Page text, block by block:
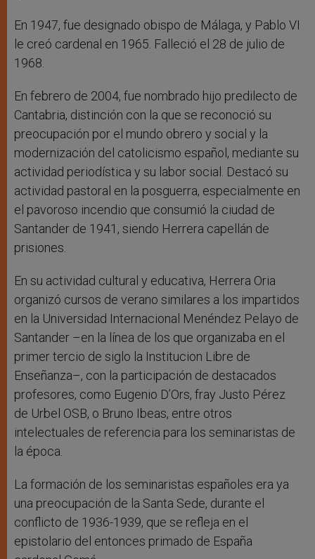
En 1947, fue designado obispo de Málaga, y Pablo VI
le creó cardenal en 1965. Falleció el 28 de julio de
1968.
En febrero de 2004, fue nombrado hijo predilecto de
Cantabria, distinción con la que se reconoció su
preocupación por el mundo obrero y social y la
modernización del catolicismo español, mediante su
actividad periodística y su labor social. Destacó su
actividad pastoral en la posguerra, especialmente en
el pavoroso incendio que consumió la ciudad de
Santander de 1941, siendo Herrera capellán de
prisiones.
En su actividad cultural y educativa, Herrera Oria
organizó cursos de verano similares a los impartidos
en la Universidad Internacional Menéndez Pelayo de
Santander –en la línea de los que organizaba en el
primer tercio de siglo la Institucion Libre de
Enseñanza–, con la participación de destacados
profesores, como Eugenio D’Ors, fray Justo Pérez
de Urbel OSB, o Bruno Ibeas, entre otros
intelectuales de referencia para los seminaristas de
la época.
La formación de los seminaristas españoles era ya
una preocupación de la Santa Sede, durante el
conflicto de 1936-1939, que se refleja en el
epistolario del entonces primado de España